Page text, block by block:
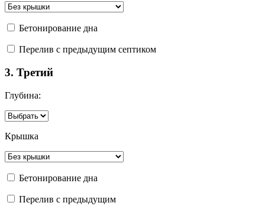
Бетонирование дна
Перелив с предыдущим септиком
3. Третий
Глубина:
Крышка
Бетонирование дна
Перелив с предыдущим